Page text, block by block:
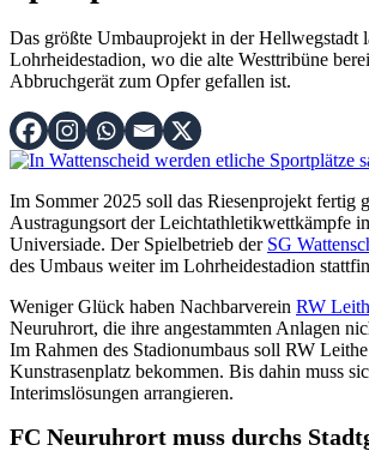
Das größte Umbauprojekt in der Hellwegstadt
Lohrheidestadion, wo die alte Westtribüne
Abbruchgerät zum Opfer gefallen ist.
Im Sommer 2025 soll das Riesenprojekt fertig
Austragungsort der Leichtathletikwettkämpfe
Universiade. Der Spielbetrieb der SG
des Umbaus weiter im Lohrheidestadion
Weniger Glück haben Nachbarverein RW
Neuruhrort, die ihre angestammten Anlagen
Im Rahmen des Stadionumbaus soll RW
Kunstrasenplatz bekommen. Bis dahin muss
Interimslösungen arrangieren.
FC Neuruhrort muss durchs